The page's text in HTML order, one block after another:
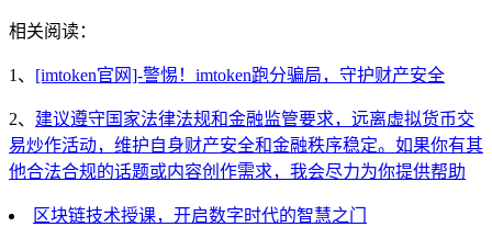
相关阅读：
1、 [imtoken官网]-警惕！imtoken跑分骗局，守护财产安全
2、 建议遵守国家法律法规和金融监管要求，远离虚拟货币交
易炒作活动，维护自身财产安全和金融秩序稳定。如果你有其
他合法合规的话题或内容创作需求，我会尽力为你提供帮助
区块链技术授课，开启数字时代的智慧之门